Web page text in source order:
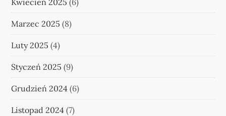
Kwiecień 2025 (6)
Marzec 2025 (8)
Luty 2025 (4)
Styczeń 2025 (9)
Grudzień 2024 (6)
Listopad 2024 (7)